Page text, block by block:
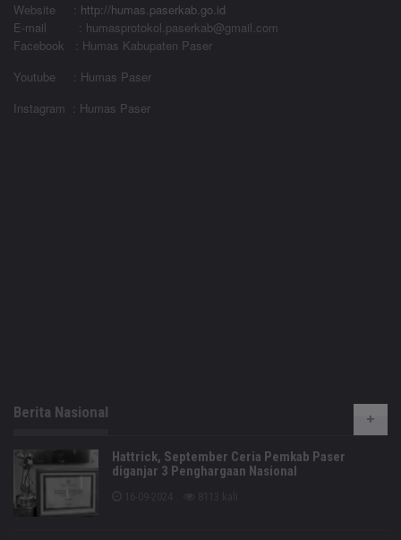
Website
: http://humas.paserkab.go.id
E-mail : humasprotokol.paserkab@gmail.com
Facebook : Humas Kabupaten Paser
Youtube : Humas Paser
Instagram : Humas Paser
Berita Nasional
Hattrick, September Ceria Pemkab Paser
diganjar 3 Penghargaan Nasional